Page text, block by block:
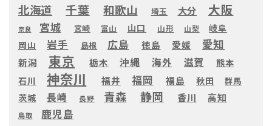
北海道 千葉 和歌山 埼玉 大分 大阪
奈良 宮城 宮崎 富山 山口 山形 山梨
岐阜
岡山
岩手 島根 広島 徳島 愛媛 愛知
新潟 東京 栃木 沖縄 海外 滋賀
熊本
石川
神奈川 福井 福岡 福島 秋田 群馬
茨城 長崎 長野 青森 静岡 香川 高知
鳥取 鹿児島